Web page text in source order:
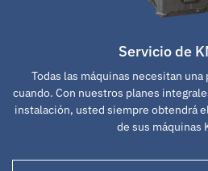
Servicio de
Todas las máquinas necesitan una
cuando. Con nuestros planes
instalación, usted siempre obtendrá
de sus máquinas